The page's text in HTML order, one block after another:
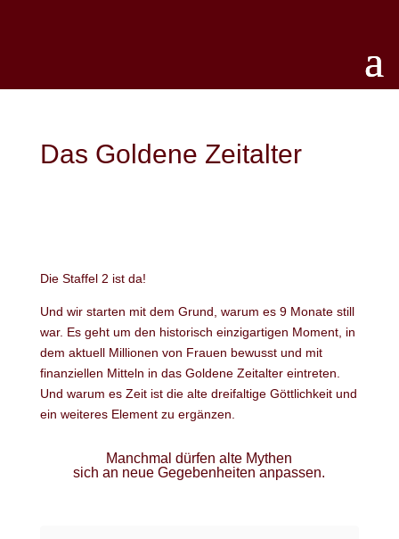
Das Goldene Zeitalter
Die Staffel 2 ist da!
Und wir starten mit dem Grund, warum es 9 Monate still
war. Es geht um den historisch einzigartigen Moment, in
dem aktuell Millionen von Frauen bewusst und mit
finanziellen Mitteln in das Goldene Zeitalter eintreten.
Und warum es Zeit ist die alte dreifaltige Göttlichkeit und
ein weiteres Element zu ergänzen.
Manchmal dürfen alte Mythen
sich an neue Gegebenheiten anpassen.